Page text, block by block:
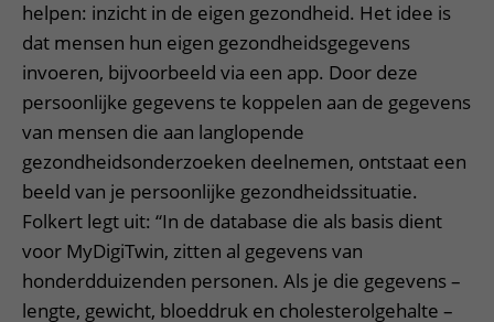
helpen: inzicht in de eigen gezondheid. Het idee is
dat mensen hun eigen gezondheidsgegevens
invoeren, bijvoorbeeld via een app. Door deze
persoonlijke gegevens te koppelen aan de gegevens
van mensen die aan langlopende
gezondheidsonderzoeken deelnemen, ontstaat een
beeld van je persoonlijke gezondheidssituatie.
Folkert legt uit: “In de database die als basis dient
voor MyDigiTwin, zitten al gegevens van
honderdduizenden personen. Als je die gegevens –
lengte, gewicht, bloeddruk en cholesterolgehalte –